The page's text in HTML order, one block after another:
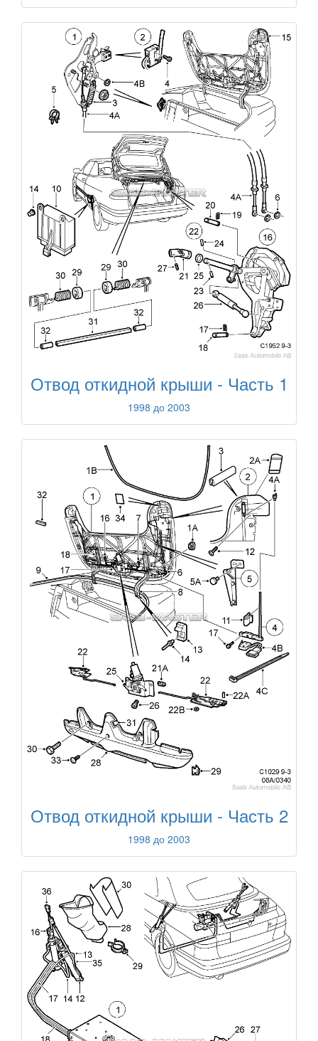
Отвод откидной крыши - Часть 1
1998 до 2003
Отвод откидной крыши - Часть 2
1998 до 2003